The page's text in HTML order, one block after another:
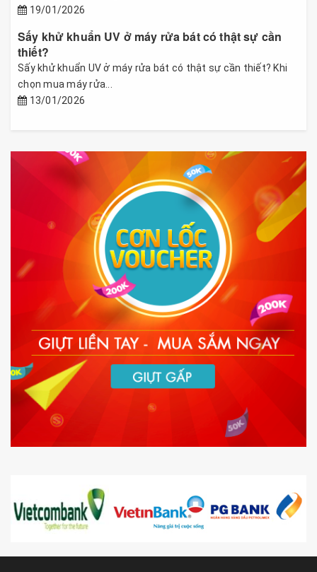
19/01/2026
Sấy khử khuẩn UV ở máy rửa bát có thật sự cần
thiết?
Sấy khử khuẩn UV ở máy rửa bát có thật sự cần thiết? Khi
chọn mua máy rửa...
13/01/2026